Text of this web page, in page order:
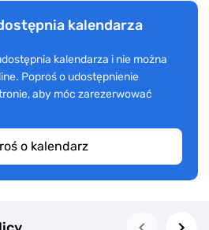
kalendarza
kalendarza i nie można
Poproś o udostępnienie
aby móc zarezerwować
o kalendarz